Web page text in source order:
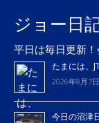
ジョー日
平日は毎日更新
たまには、
2026年8月7日
今日の沼津